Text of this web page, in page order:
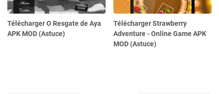
Télécharger O Resgate de Aya
APK MOD (Astuce)
Télécharger Strawberry
Adventure - Online Game APK
MOD (Astuce)